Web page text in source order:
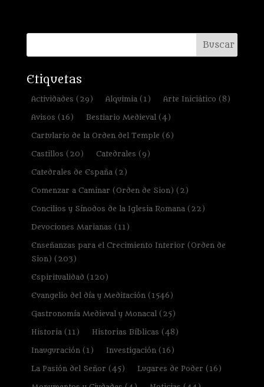
Etiquetas
Actividades (29) Alquimia(1) Arte Iniciático (8)
Avisos (16) Bestiario Medieval(4)
Cartulario de la Orden del Temple (6)
Castillos (20) Catedrales (9)
Catedrales de España(2)
Comenzar a Caminar (Orden de Sion) (2)
Concilios y Sínodos de la Iglesia Romana(22)
Devociones Marianas (11)
Enseñanzas para el Crecimiento Interior (Orden de
Sion) (203)
Espiritualidad (120)
Evangelio del día y Meditación(1546)
Gastronomía Medieval y Monacal(25)
Historia(11) Historias Bíblicas (48)
Inauguración(1) Investigación(16)
La Pasión del Señor (45) Lugares de Poder (16)